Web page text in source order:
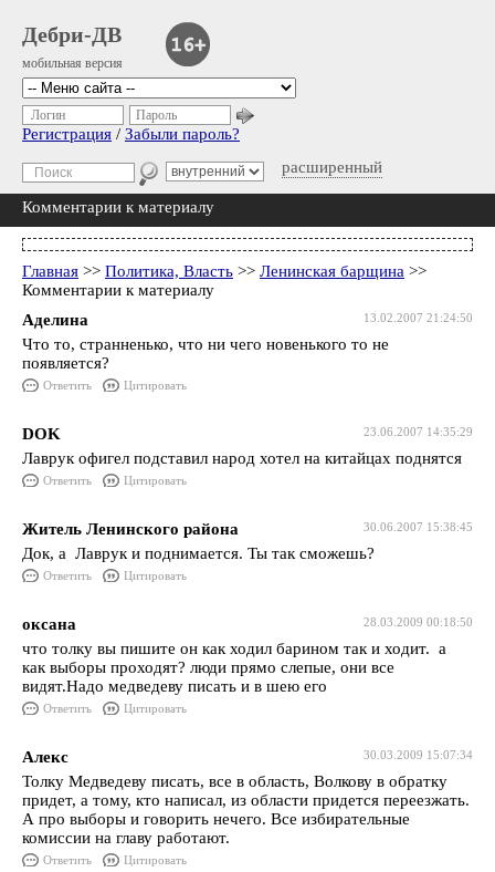
Дебри-ДВ
мобильная версия
расширенный
Логин Пароль
Регистрация / Забыли пароль?
Комментарии к материалу
Главная >> Политика, Власть >> Ленинская барщина >>
Комментарии к материалу
13.02.2007 21:24:50
Аделина
Что то, странненько, что ни чего новенького то не
появляется?
Ответить Цитировать
23.06.2007 14:35:29
DOK
Лаврук офигел подставил народ хотел на китайцах поднятся
Ответить Цитировать
30.06.2007 15:38:45
Житель Ленинского района
Док, а Лаврук и поднимается. Ты так сможешь?
Ответить Цитировать
28.03.2009 00:18:50
оксана
что толку вы пишите он как ходил барином так и ходит. а
как выборы проходят? люди прямо слепые, они все
видят.Надо медведеву писать и в шею его
Ответить Цитировать
30.03.2009 15:07:34
Алекс
Толку Медведеву писать, все в область, Волкову в обратку
придет, а тому, кто написал, из области придется переезжать.
А про выборы и говорить нечего. Все избирательные
комиссии на главу работают.
Ответить Цитировать